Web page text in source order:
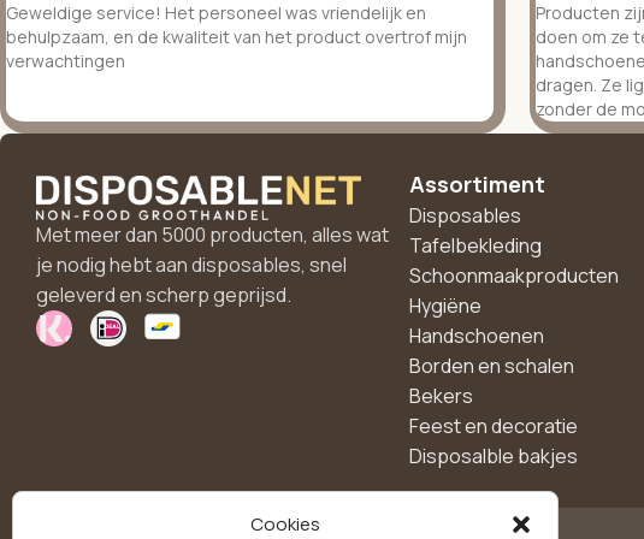
Cookies
Geweldige service! Het personeel was vriendelijk en
behulpzaam, en de kwaliteit van het product overtrof mijn
verwachtingen
Producten
doen om ze
dragen. Ze
zonder de
Met meer dan 5000 producten, alles wat
je nodig hebt aan disposables, snel
geleverd en scherp geprijsd.
Assortiment
Disposables
Tafelbekleding
Schoonmaakproducten
Hygiëne
Handschoenen
Borden en schalen
Bekers
Feest en decoratie
Disposalble bakjes